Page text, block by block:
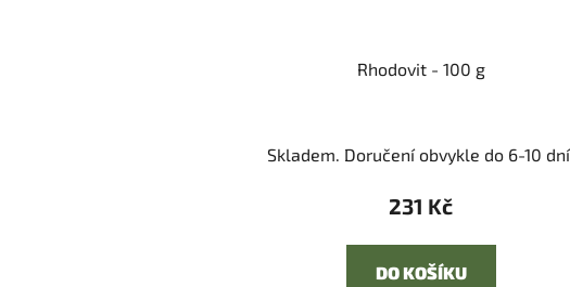
Rhodovit - 100 g
Skladem. Doručení obvykle do 6-10
231 Kč
DO KOŠÍKU